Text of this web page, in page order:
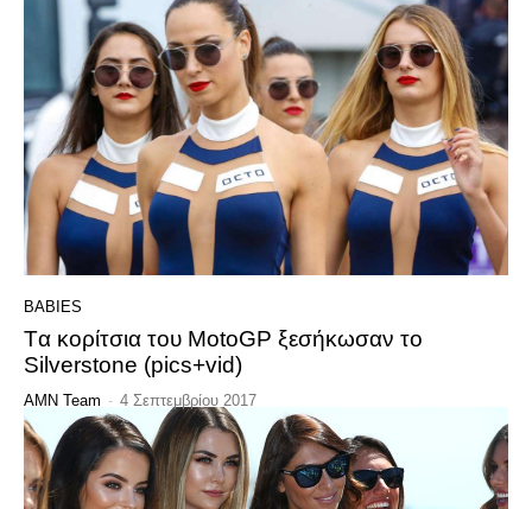
BABIES
Tα κορίτσια του MotoGP ξεσήκωσαν το
Silverstone (pics+vid)
AMN Team - 4 Σεπτεμβρίου 2017